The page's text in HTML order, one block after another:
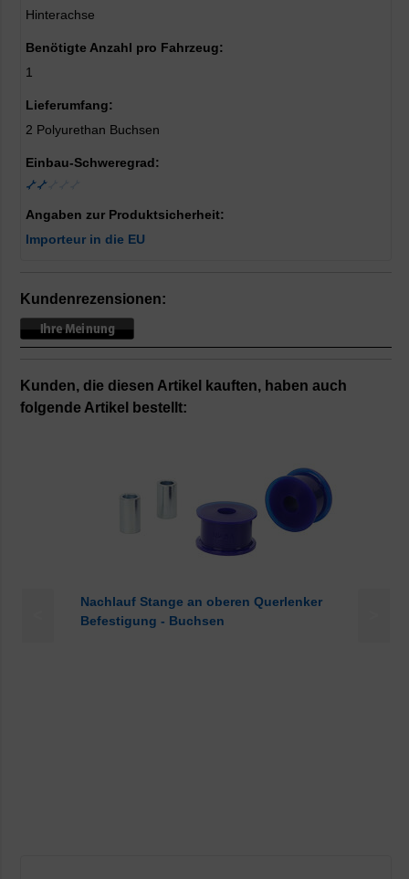
Hinterachse
Benötigte Anzahl pro Fahrzeug:
1
Lieferumfang:
2 Polyurethan Buchsen
Einbau-Schweregrad:
Angaben zur Produktsicherheit:
Importeur in die EU
Kundenrezensionen:
Kunden, die diesen Artikel kauften, haben auch
folgende Artikel bestellt:
Nachlauf Stange an oberen Querlenker
Befestigung - Buchsen